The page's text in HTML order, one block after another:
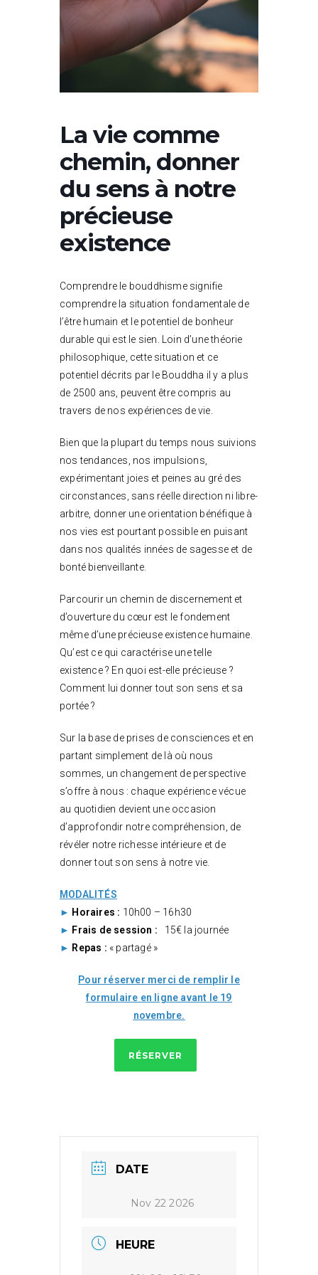
La vie comme
chemin, donner
du sens à notre
précieuse
existence
Comprendre le bouddhisme signifie
comprendre la situation fondamentale de
l’être humain et le potentiel de bonheur
durable qui est le sien. Loin d’une théorie
philosophique, cette situation et ce
potentiel décrits par le Bouddha il y a plus
de 2500 ans, peuvent être compris au
travers de nos expériences de vie.
Bien que la plupart du temps nous suivions
nos tendances, nos impulsions,
expérimentant joies et peines au gré des
circonstances, sans réelle direction ni libre-
arbitre, donner une orientation bénéfique à
nos vies est pourtant possible en puisant
dans nos qualités innées de sagesse et de
bonté bienveillante.
Parcourir un chemin de discernement et
d’ouverture du cœur est le fondement
même d’une précieuse existence humaine.
Qu’est ce qui caractérise une telle
existence ? En quoi est-elle précieuse ?
Comment lui donner tout son sens et sa
portée ?
Sur la base de prises de consciences et en
partant simplement de là où nous
sommes, un changement de perspective
s’offre à nous : chaque expérience vécue
au quotidien devient une occasion
d’approfondir notre compréhension, de
révéler notre richesse intérieure et de
donner tout son sens à notre vie.
MODALITÉS
► Horaires : 10h00 – 16h30
► Frais de session : 15€ la journée
► Repas : « partagé »
Pour réserver merci de remplir le
formulaire en ligne avant le 19
novembre.
RÉSERVER
DATE
Nov 22 2026
HEURE